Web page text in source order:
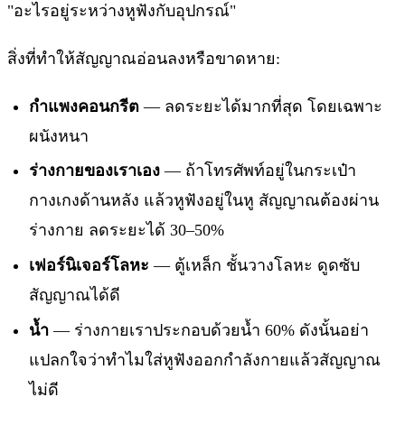
"อะไรอยู่ระหว่างหูฟังกับอุปกรณ์"
สิ่งที่ทำให้สัญญาณอ่อนลงหรือขาดหาย:
กำแพงคอนกรีต — ลดระยะได้มากที่สุด โดยเฉพาะ
ผนังหนา
ร่างกายของเราเอง — ถ้าโทรศัพท์อยู่ในกระเป๋า
กางเกงด้านหลัง แล้วหูฟังอยู่ในหู สัญญาณต้องผ่าน
ร่างกาย ลดระยะได้ 30–50%
เฟอร์นิเจอร์โลหะ — ตู้เหล็ก ชั้นวางโลหะ ดูดซับ
สัญญาณได้ดี
น้ำ — ร่างกายเราประกอบด้วยน้ำ 60% ดังนั้นอย่า
แปลกใจว่าทำไมใส่หูฟังออกกำลังกายแล้วสัญญาณ
ไม่ดี